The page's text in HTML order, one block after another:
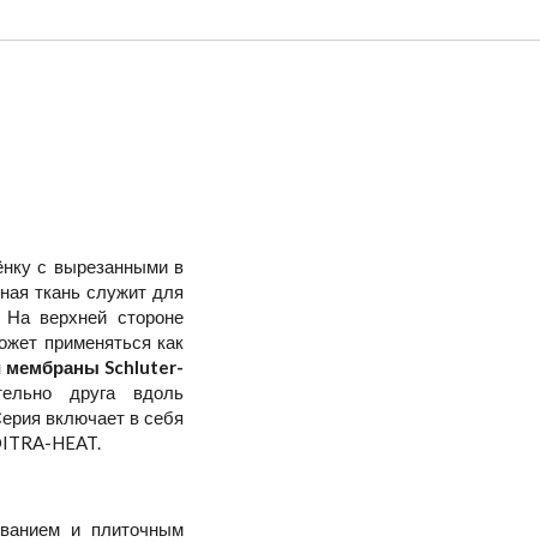
с вырезанными в
ткань служит для
верхней стороне
применяться как
мембраны Schluter-
друга вдоль
включает в себя
HEAT.
и плиточным